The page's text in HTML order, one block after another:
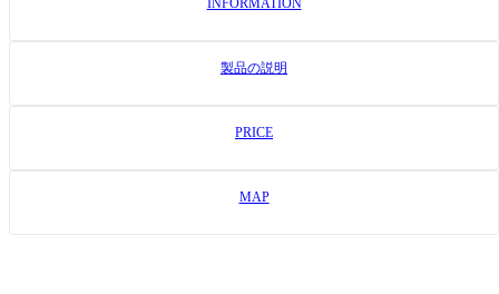
INFORMATION
製品の説明
PRICE
MAP